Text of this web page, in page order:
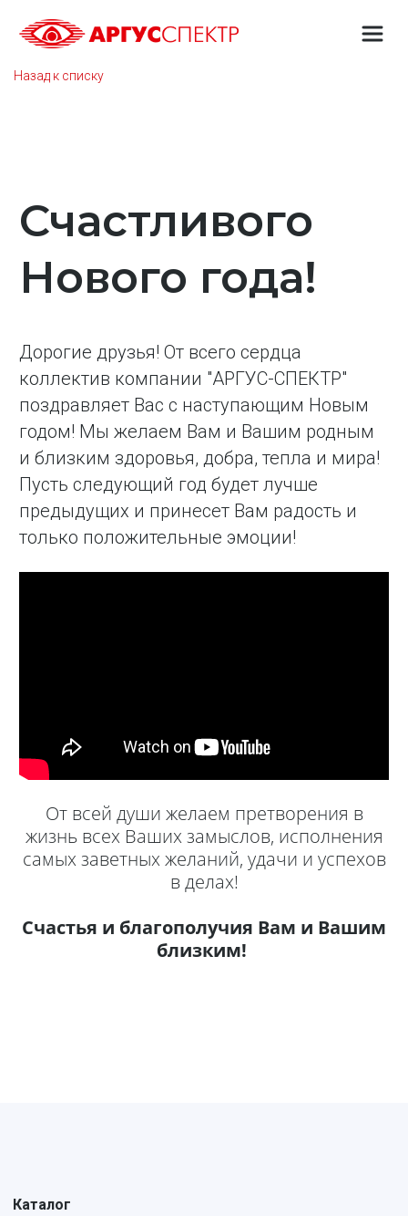
Назад к списку
Счастливого
Нового года!
Дорогие друзья! От всего сердца
коллектив компании "АРГУС-СПЕКТР"
поздравляет Вас с наступающим Новым
годом! Мы желаем Вам и Вашим родным
и близким здоровья, добра, тепла и мира!
Пусть следующий год будет лучше
предыдущих и принесет Вам радость и
только положительные эмоции!
От всей души желаем претворения в
жизнь всех Ваших замыслов, исполнения
самых заветных желаний, удачи и успехов
в делах!
Счастья и благополучия Вам и Вашим
близким!
Каталог